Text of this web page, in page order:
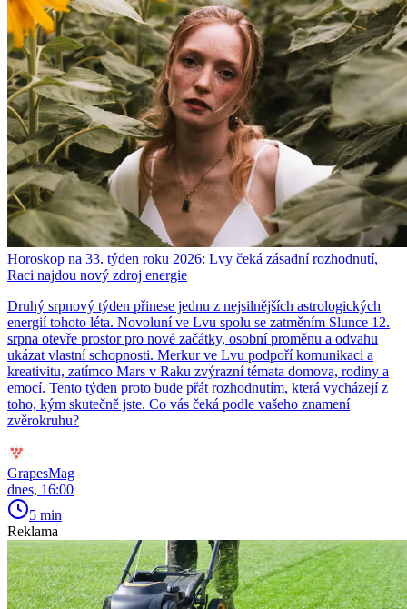
Horoskop na 33. týden roku 2026: Lvy čeká zásadní rozhodnutí,
Raci najdou nový zdroj energie
Druhý srpnový týden přinese jednu z nejsilnějších astrologických
energií tohoto léta. Novoluní ve Lvu spolu se zatměním Slunce 12.
srpna otevře prostor pro nové začátky, osobní proměnu a odvahu
ukázat vlastní schopnosti. Merkur ve Lvu podpoří komunikaci a
kreativitu, zatímco Mars v Raku zvýrazní témata domova, rodiny a
emocí. Tento týden proto bude přát rozhodnutím, která vycházejí z
toho, kým skutečně jste. Co vás čeká podle vašeho znamení
zvěrokruhu?
GrapesMag
dnes, 16:00
5 min
Reklama